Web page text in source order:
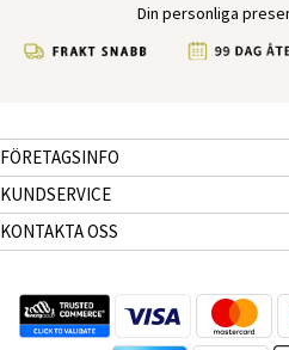
Din personliga
FÖRETAGSINFO
KUNDSERVICE
KONTAKTA OSS